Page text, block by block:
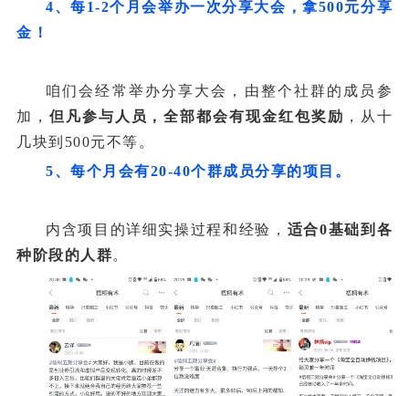
4、每1-2个月会举办一次分享大会，拿500元分享
金！
咱们会经常举办分享大会，由整个社群的成员参
加， 但凡参与人员，全部都会有现金红包奖励 ，从十
几块到500元不等。
5、每个月会有20-40个群成员分享的项目。
内含项目的详细实操过程和经验， 适合0基础到各
种阶段的人群。